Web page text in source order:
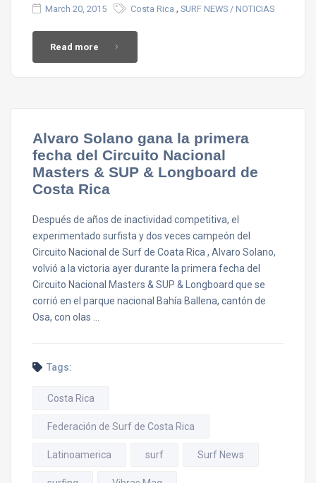
March 20, 2015 Costa Rica , SURF NEWS / NOTICIAS
Read more
Alvaro Solano gana la primera
fecha del Circuito Nacional
Masters & SUP & Longboard de
Costa Rica
Después de años de inactividad competitiva, el
experimentado surfista y dos veces campeón del
Circuito Nacional de Surf de Coata Rica , Alvaro Solano,
volvió a la victoria ayer durante la primera fecha del
Circuito Nacional Masters & SUP & Longboard que se
corrió en el parque nacional Bahía Ballena, cantón de
Osa, con olas …
Tags:
Costa Rica
Federación de Surf de Costa Rica
Latinoamerica surf Surf News